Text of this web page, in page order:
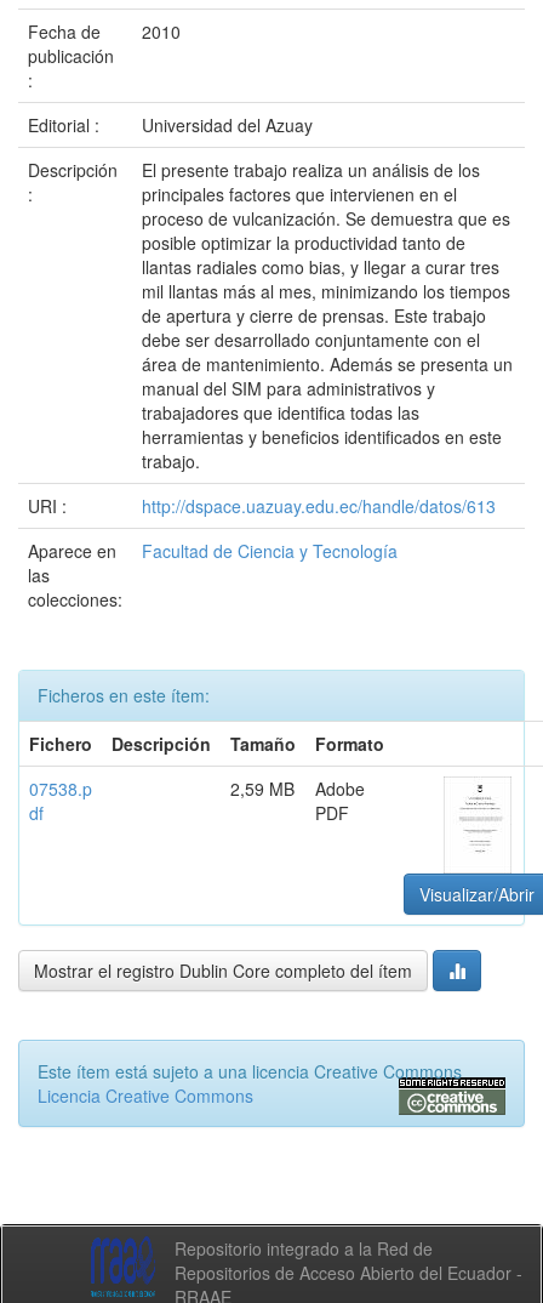
Fecha de
publicación
:
2010
Editorial :
Universidad del Azuay
Descripción
:
El presente trabajo realiza un análisis de los
principales factores que intervienen en el
proceso de vulcanización. Se demuestra que es
posible optimizar la productividad tanto de
llantas radiales como bias, y llegar a curar tres
mil llantas más al mes, minimizando los tiempos
de apertura y cierre de prensas. Este trabajo
debe ser desarrollado conjuntamente con el
área de mantenimiento. Además se presenta un
manual del SIM para administrativos y
trabajadores que identifica todas las
herramientas y beneficios identificados en este
trabajo.
URI :
http://dspace.uazuay.edu.ec/handle/datos/613
Aparece en
las
colecciones:
Facultad de Ciencia y Tecnología
Ficheros en este ítem:
Fichero
Descripción Tamaño
Formato
07538.p
df
2,59 MB
Adobe
PDF
Visualizar/Abrir
Mostrar el registro Dublin Core completo del ítem
Este ítem está sujeto a una licencia Creative Commons
Licencia Creative Commons
Repositorio integrado a la Red de
Repositorios de Acceso Abierto del Ecuador -
RRAAE